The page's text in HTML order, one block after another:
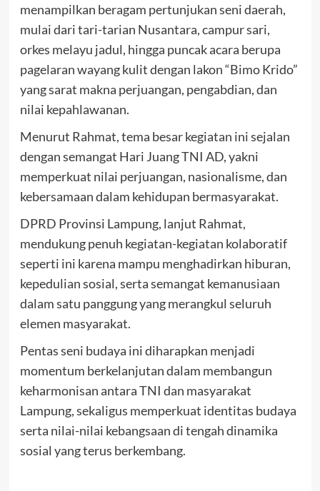
menampilkan beragam pertunjukan seni daerah,
mulai dari tari-tarian Nusantara, campur sari,
orkes melayu jadul, hingga puncak acara berupa
pagelaran wayang kulit dengan lakon “Bimo Krido”
yang sarat makna perjuangan, pengabdian, dan
nilai kepahlawanan.
Menurut Rahmat, tema besar kegiatan ini sejalan
dengan semangat Hari Juang TNI AD, yakni
memperkuat nilai perjuangan, nasionalisme, dan
kebersamaan dalam kehidupan bermasyarakat.
DPRD Provinsi Lampung, lanjut Rahmat,
mendukung penuh kegiatan-kegiatan kolaboratif
seperti ini karena mampu menghadirkan hiburan,
kepedulian sosial, serta semangat kemanusiaan
dalam satu panggung yang merangkul seluruh
elemen masyarakat.
Pentas seni budaya ini diharapkan menjadi
momentum berkelanjutan dalam membangun
keharmonisan antara TNI dan masyarakat
Lampung, sekaligus memperkuat identitas budaya
serta nilai-nilai kebangsaan di tengah dinamika
sosial yang terus berkembang.